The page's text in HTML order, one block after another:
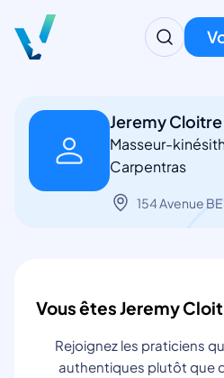
Jeremy
Masseur-
Carpentras
154 Avenue
Vous êtes Jeremy
Rejoignez les praticiens
authentiques plutôt que